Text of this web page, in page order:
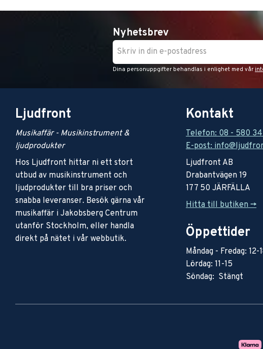
Nyhetsbrev
Dina personuppgifter behandlas i enlighet med vår
Ljudfront
Musikaffär - Musikinstrument &
ljudprodukter
Hos Ljudfront hittar ni ett stort
utbud av musikinstrument och
ljudprodukter till bra priser och
snabba leveranser. Besök gärna vår
musikaffär i Jakobsberg Centrum
utanför Stockholm, eller handla
direkt på nätet i vår webbutik.
Kontakt
Telefon: 08 - 580
E-post:
Ljudfront AB
Drabantvägen 19
177 50 JÄRFÄLLA
Hitta till butiken ->
Öppettider
Måndag - Fredag: 12-
Lördag: 11-15
Söndag: Stängt